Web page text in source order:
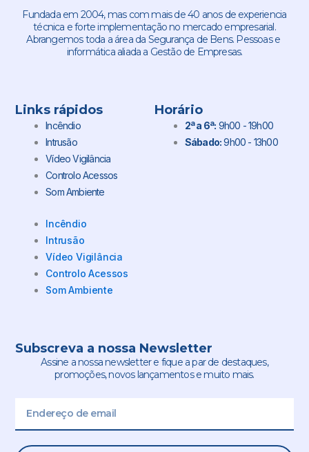
Fundada em 2004, mas com mais de 40 anos de experiencia
técnica e forte implementação no mercado empresarial.
Abrangemos toda a área da Segurança de Bens. Pessoas e
informática aliada a Gestão de Empresas.
Links rápidos
Incêndio
Intrusão
Vídeo Vigilância
Controlo Acessos
Som Ambiente
Incêndio
Intrusão
Vídeo Vigilância
Controlo Acessos
Som Ambiente
Horário
2ª a 6ª: 9h00 - 19h00
Sábado:9h00 - 13h00
Subscreva a nossa Newsletter
Assine a nossa newsletter e fique a par de destaques,
promoções, novos lançamentos e muito mais.